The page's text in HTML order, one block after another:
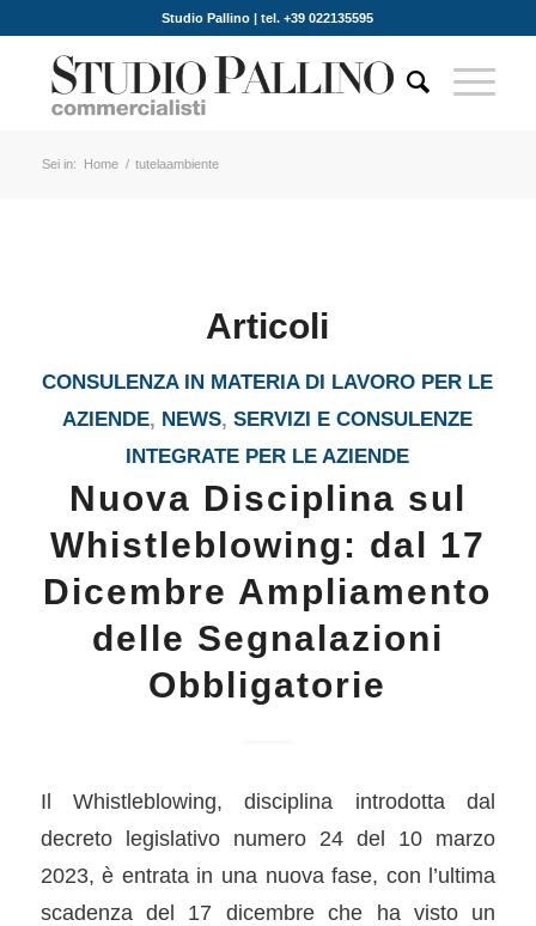
Studio Pallino | tel. +39 022135595
Sei in: Home / tutelaambiente
Articoli
CONSULENZA IN MATERIA DI LAVORO PER LE
AZIENDE, NEWS,SERVIZI E CONSULENZE
INTEGRATE PER LE AZIENDE
Nuova Disciplina sul
Whistleblowing: dal 17
Dicembre Ampliamento
delle Segnalazioni
Obbligatorie
Il Whistleblowing, disciplina introdotta dal
decreto legislativo numero 24 del 10 marzo
2023, è entrata in una nuova fase, con l’ultima
scadenza del 17 dicembre che ha visto un